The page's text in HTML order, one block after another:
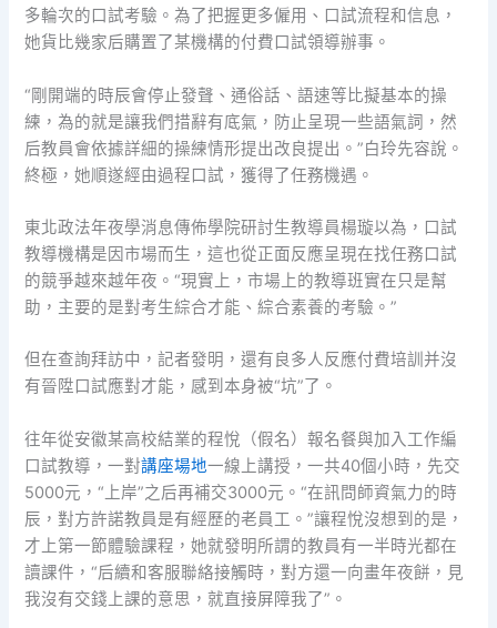
多輪次的口試考驗。為了把握更多僱用、口試流程和信息，
她貨比幾家后購置了某機構的付費口試領導辦事。
“剛開端的時辰會停止發聲、通俗話、語速等比擬基本的操
練，為的就是讓我們措辭有底氣，防止呈現一些語氣詞，然
后教員會依據詳細的操練情形提出改良提出。”白玲先容說。
終極，她順遂經由過程口試，獲得了任務機遇。
東北政法年夜學消息傳佈學院研討生教導員楊璇以為，口試
教導機構是因市場而生，這也從正面反應呈現在找任務口試
的競爭越來越年夜。“現實上，市場上的教導班實在只是幫
助，主要的是對考生綜合才能、綜合素養的考驗。”
但在查詢拜訪中，記者發明，還有良多人反應付費培訓并沒
有晉陞口試應對才能，感到本身被“坑”了。
往年從安徽某高校結業的程悅（假名）報名餐與加入工作編
口試教導，一對講座場地一線上講授，一共40個小時，先交
5000元，“上岸”之后再補交3000元。“在訊問師資氣力的時
辰，對方許諾教員是有經歷的老員工。”讓程悅沒想到的是，
才上第一節體驗課程，她就發明所謂的教員有一半時光都在
讀課件，“后續和客服聯絡接觸時，對方還一向畫年夜餅，見
我沒有交錢上課的意思，就直接屏障我了”。